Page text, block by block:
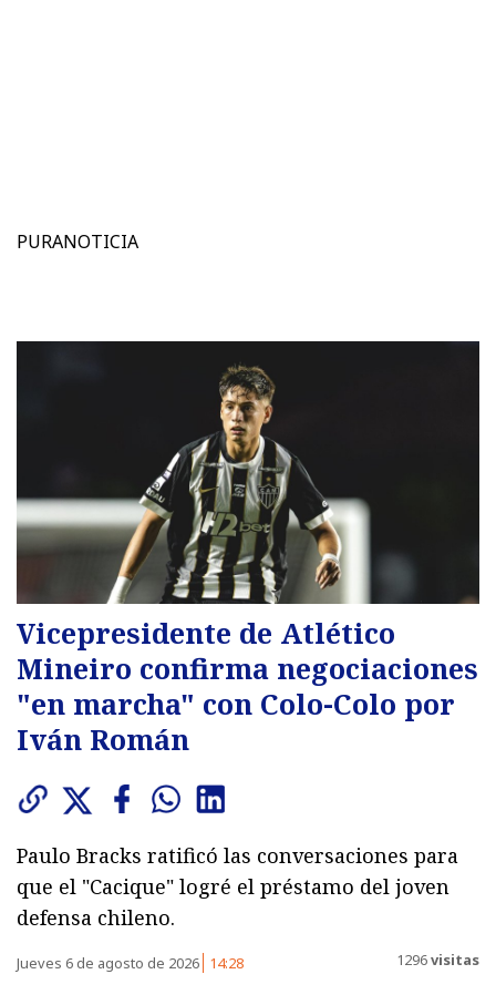
PURANOTICIA
Vicepresidente de Atlético
Mineiro confirma negociaciones
"en marcha" con Colo-Colo por
Iván Román
Paulo Bracks ratificó las conversaciones para
que el "Cacique" logré el préstamo del joven
defensa chileno.
Jueves 6 de agosto de 2026 14:28 1296visitas